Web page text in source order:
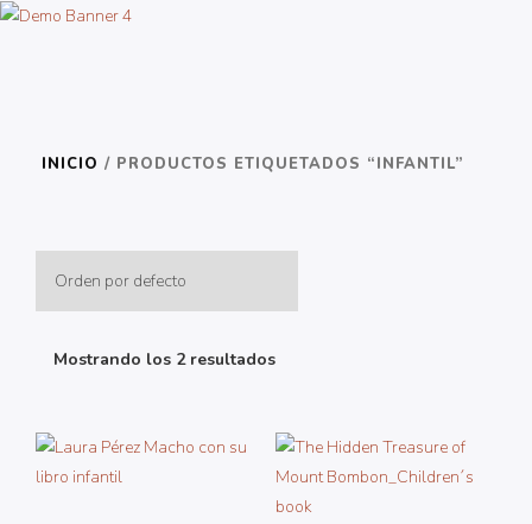
INICIO / PRODUCTOS ETIQUETADOS “INFANTIL”
Mostrando los 2 resultados